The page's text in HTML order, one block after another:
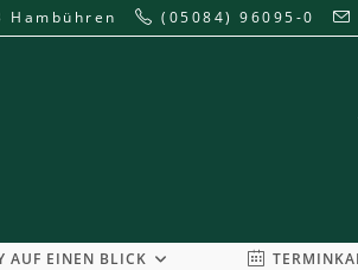
Hambühren (05084) 96095-0
AUF EINEN BLICK